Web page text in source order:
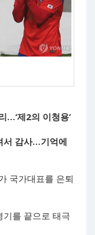
…‘제2의 이청용’
서 감사…기억에
국가대표를 은퇴
기를 끝으로 태극